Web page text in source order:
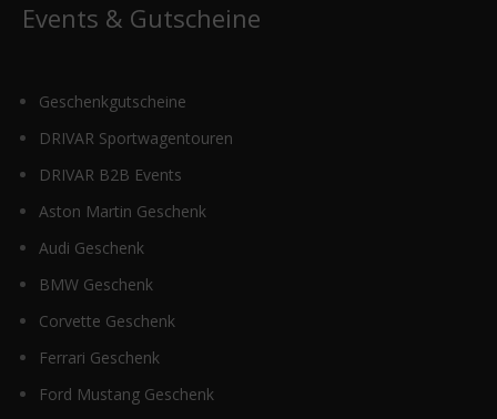
Events & Gutscheine
Geschenkgutscheine
DRIVAR Sportwagentouren
DRIVAR B2B Events
Aston Martin Geschenk
Audi Geschenk
BMW Geschenk
Corvette Geschenk
Ferrari Geschenk
Ford Mustang Geschenk